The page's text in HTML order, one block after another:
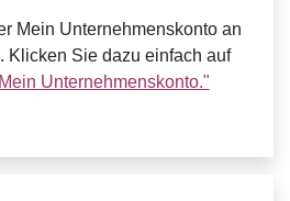
Mein Unternehmenskonto an
Klicken Sie dazu einfach auf
Unternehmenskonto."